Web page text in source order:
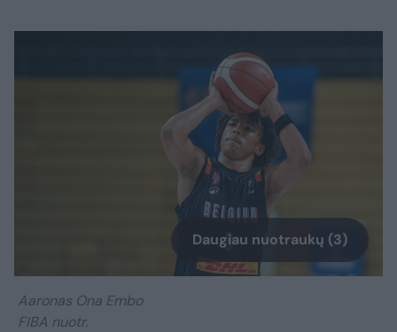
Daugiau nuotraukų (3)
Aaronas Ona Embo
FIBA nuotr.